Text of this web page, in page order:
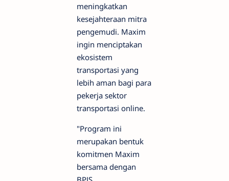
meningkatkan
kesejahteraan mitra
pengemudi. Maxim
ingin menciptakan
ekosistem
transportasi yang
lebih aman bagi para
pekerja sektor
transportasi online.
"Program ini
merupakan bentuk
komitmen Maxim
bersama dengan